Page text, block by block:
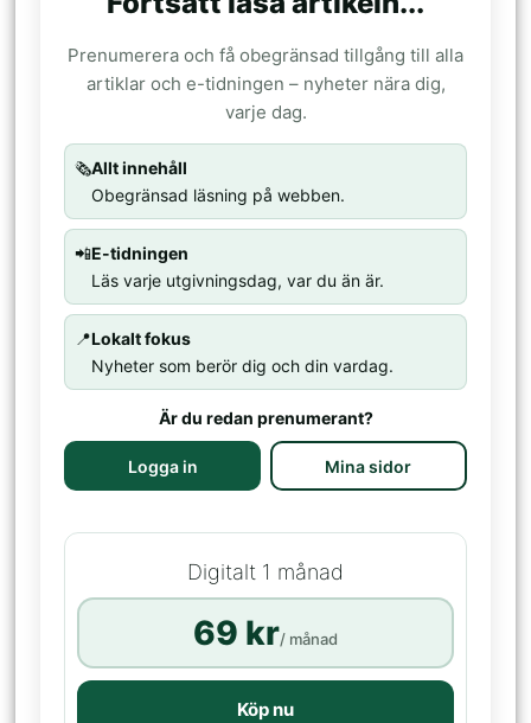
Prenumerera och få obegränsad tillgång till alla
artiklar och e-tidningen – nyheter nära dig,
varje dag.
🗞️Allt innehåll
Obegränsad läsning på webben.
📲E-tidningen
Läs varje utgivningsdag, var du än är.
📍Lokalt fokus
Nyheter som berör dig och din vardag.
Är du redan prenumerant?
Logga in Mina sidor
Digitalt 1 månad
69 kr/ månad
Köp nu